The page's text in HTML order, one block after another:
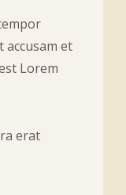
accusam et
Lorem
erat